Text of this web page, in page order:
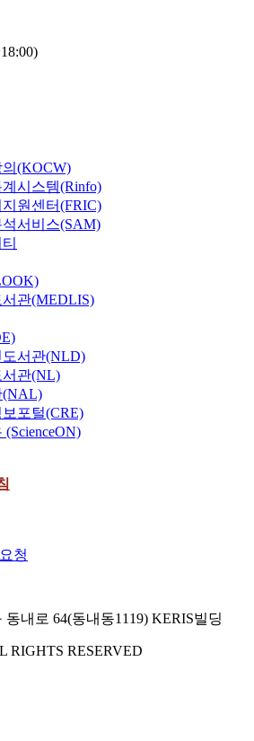
(KOCW)
시스템(Rinfo)
원센터(FRIC)
서비스(SAM)
관(MEDLIS)
서관(NLD)
관(NL)
(NAL)
포털(CRE)
청
내로 64(동내동1119) KERIS빌딩
RIGHTS RESERVED